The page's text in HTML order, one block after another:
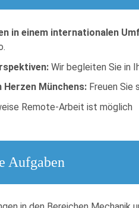
in einem internationalen
Wir begleiten Sie in
Münchens: Freuen
Remote-Arbeit ist möglich
Aufgaben